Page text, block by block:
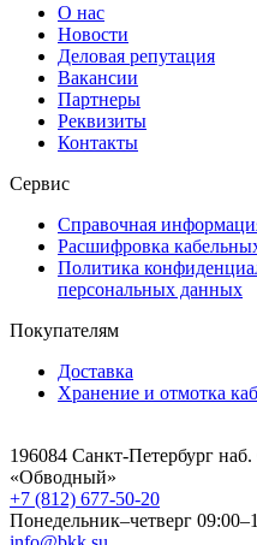
О нас
Новости
Деловая репутация
Вакансии
Партнеры
Реквизиты
Контакты
Сервис
Справочная
Расшифровка
Политика
персональных данных
Покупателям
Доставка
Хранение и отмотка
196084 Санкт-Петербург
«Обводный»
+7 (812) 677-50-20
Понедельник–четверг